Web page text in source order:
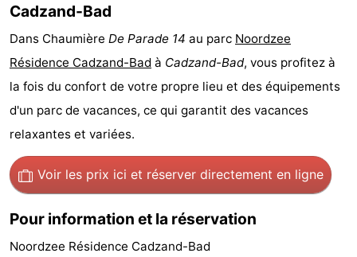
Musées
-
Monuments
-
Moulins
-
Points
vue
Attractions
Croisières
-
Terrains
-
Cadzand-Bad
Dans Chaumière De Parade 14 au parc Noordzee
Résidence Cadzand-Bad à Cadzand-Bad, vous profitez à
la fois du confort de votre propre lieu et des équipements
d'un parc de vacances, ce qui garantit des vacances
relaxantes et variées.
Voir les prix ici et réserver directement en ligne
Pour information et la réservation
Noordzee Résidence Cadzand-Bad